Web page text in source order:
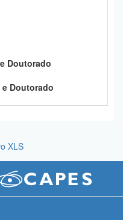
Doutorado
Doutorado
XLS